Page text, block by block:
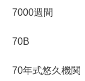
7000週間
70B
70年式悠久機関